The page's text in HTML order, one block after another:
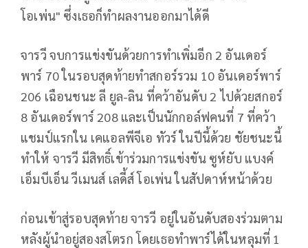
โอเพ่น" ซึ่งเธอก็ทำผลงานออกมาได้ดี
จารวี จบการแข่งขันด้วยการทำเพิ่มอีก 2 อันเดอร์
พาร์ 70 ในรอบสุดท้ายทำสกอร์รวม 10 อันเดอร์พาร์
206 เฉือนชนะ ลี ยูล-ลิน ที่คว้าอันดับ 2 ไปด้วยสกอร์
8 อันเดอร์พาร์ 208 และเป็นนักกอล์ฟคนที่ 7 ที่คว้า
แชมป์แรกใน เคแอลพีจีเอ ทัวร์ ในปีนี้ด้วย ชัยชนะนี้
ทำให้ จารวี มีสิทธิ์เข้าร่วมการแข่งขัน ซูห์ยับ แบงค์
เอ็มบีเอ็น วีเมนส์ เลดี้ส์ โอเพ่น ในสัปดาห์หน้าด้วย
ก่อนเข้าสู่รอบสุดท้าย จารวี อยู่ในอันดับสองร่วมตาม
หลังผู้นำอยู่สองสโตรก โดยเธอทำพาร์ได้ในหลุมที่ 1